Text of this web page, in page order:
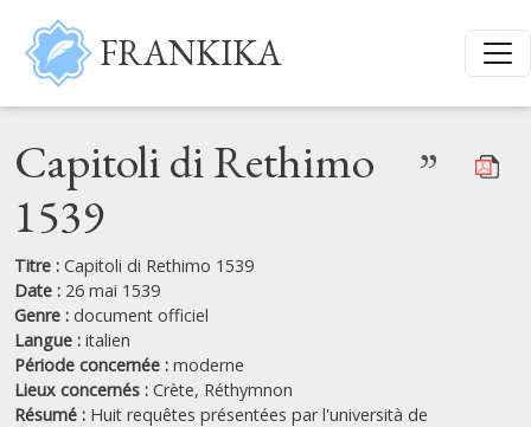
Aller au contenu principal
FRANKIKA
Capitoli di Rethimo
1539
”
Titre : Capitoli di Rethimo 1539
Date : 26 mai 1539
Genre : document officiel
Langue : italien
Période concernée : moderne
Lieux concernés : Crète, Réthymnon
Résumé : Huit requêtes présentées par l'università de